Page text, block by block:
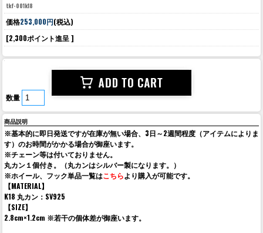
tkf-001k18
価格253,000円(税込)
[2,300ポイント進呈 ]
数量
商品説明
※基本的に即日発送ですが在庫が無い場合、3日～2週間程度（アイテムによりま
す）のお時間がかかる場合が御座います。
※チェーン等は付いておりません。
丸カン１個付き。（丸カンはシルバー製になります。）
※ホイール、フック単品一覧はこちらより購入が可能です。
【MATERIAL】
K18 丸カン：SV925
【SIZE】
2.8cm×1.2cm ※若干の個体差が御座います。